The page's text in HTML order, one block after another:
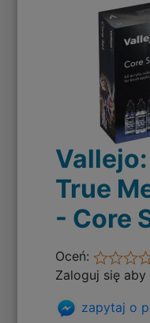
True
- Core
Oceń:
Zaloguj się aby
zapytaj o